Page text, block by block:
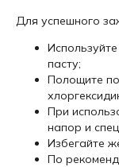
Для успешного
пасту;
Полощите
При
напор и
Избегайте
По